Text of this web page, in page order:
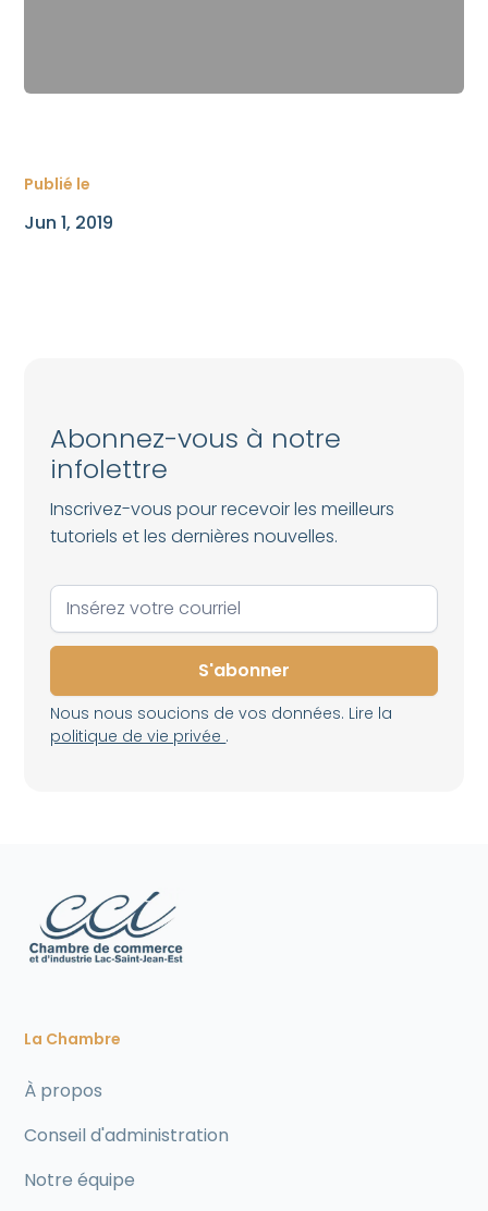
Publié le
Jun 1, 2019
Abonnez-vous à notre
infolettre
Inscrivez-vous pour recevoir les meilleurs
tutoriels et les dernières nouvelles.
Nous nous soucions de vos données. Lire la
politique de vie privée .
La Chambre
À propos
Conseil d'administration
Notre équipe